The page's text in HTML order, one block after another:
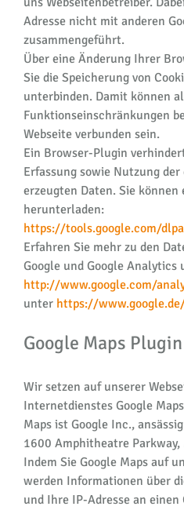
Adresse nicht mit anderen
zusammengeführt.
Über eine Änderung Ihrer
Sie die Speicherung von
unterbinden. Damit können
Funktionseinschränkungen
Webseite verbunden sein.
Ein Browser-Plugin
Erfassung sowie Nutzung
erzeugten Daten. Sie
herunterladen:
https://tools.google.com/
Erfahren Sie mehr zu den
Google und Google Analytics
http://www.google.com/
unter https://
Google Maps Plugin
Wir setzen auf unserer
Internetdienstes Google
Maps ist Google Inc.,
1600 Amphitheatre Parkway,
Indem Sie Google Maps auf
werden Informationen über
und Ihre IP-Adresse an einen